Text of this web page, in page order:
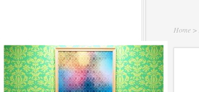
Home >